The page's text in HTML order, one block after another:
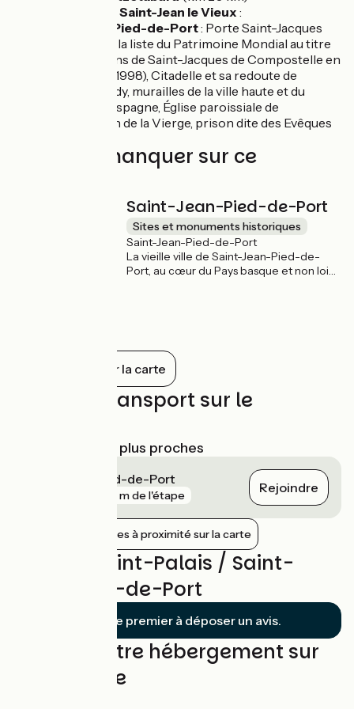
Saint-Jean le Vieux :
Saint-Jean Pied-de-Port: Porte Saint-Jacques
(inscrite sur la liste du Patrimoine Mondial au titre
des « Chemins de Saint-Jacques de Compostelle en
France » en 1998), Citadelle et sa redoute de
Gastelumendy, murailles de la ville haute et du
faubourg d’Espagne, Église paroissiale de
l’Assomption de la Vierge, prison dite des Evêques
À ne pas manquer sur ce
Saint-Jean-Pied-de-Port
Sites et monuments historiques
Saint-Jean-Pied-de-Port
La vieille ville de Saint-Jean-Pied-de-
Port, au cœur du Pays basque et non loin
ruelles pavées, ses maisons en grès rose
et son ambiance authentique. La porte
Saint-Jacques, classée au patrimoine
mondial de l’UNESCO, et la citadelle
offrent des vues imprenables sur les
Tout afficher sur la carte
Trains et transport sur le
Gares SNCF les plus proches
Saint-Jean-Pied-de-Port
835 m de l'étape Rejoindre
Afficher les gares à proximité sur la carte
Avis sur Saint-Palais / Saint-
Jean-Pied-de-Port
Soyez le premier à déposer un avis.
Trouvez votre hébergement sur
cette étape